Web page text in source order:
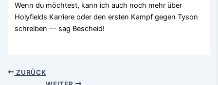
Wenn du möchtest, kann ich auch noch mehr über
Holyfields Karriere oder den ersten Kampf gegen Tyson
schreiben — sag Bescheid!
ZURÜCK